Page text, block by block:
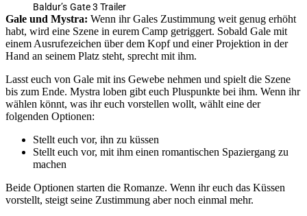
Baldur’s Gate 3 Trailer
Gale und Mystra: Wenn ihr Gales Zustimmung weit genug erhöht
habt, wird eine Szene in eurem Camp getriggert. Sobald Gale mit
einem Ausrufezeichen über dem Kopf und einer Projektion in der
Hand an seinem Platz steht, sprecht mit ihm.
Lasst euch von Gale mit ins Gewebe nehmen und spielt die Szene
bis zum Ende. Mystra loben gibt euch Pluspunkte bei ihm. Wenn ihr
wählen könnt, was ihr euch vorstellen wollt, wählt eine der
folgenden Optionen:
Stellt euch vor, ihn zu küssen
Stellt euch vor, mit ihm einen romantischen Spaziergang zu
machen
Beide Optionen starten die Romanze. Wenn ihr euch das Küssen
vorstellt, steigt seine Zustimmung aber noch einmal mehr.